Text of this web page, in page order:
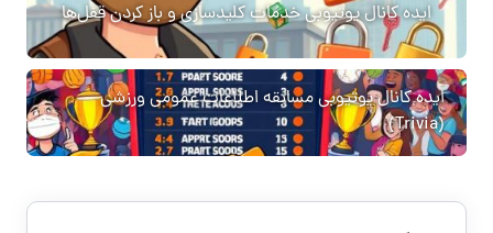
ایده کانال یوتیوبی خدمات کلیدسازی و باز کردن قفل‌ها
ایده کانال یوتیوبی مسابقه اطلاعات عمومی ورزشی
(Trivia)